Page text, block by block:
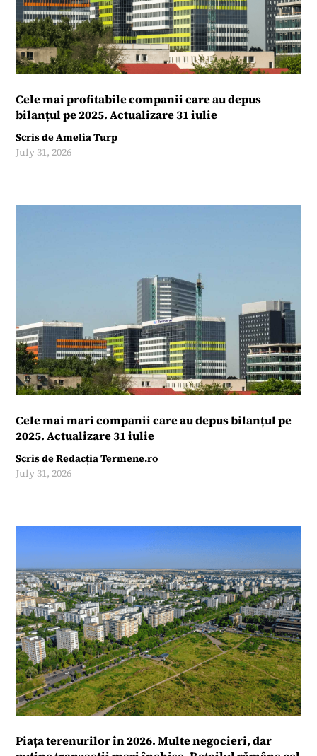
Cele mai profitabile companii care au depus
bilanțul pe 2025. Actualizare 31 iulie
Scris deAmelia Turp
July 31, 2026
Cele mai mari companii care au depus bilanțul pe
2025. Actualizare 31 iulie
Scris deRedacția Termene.ro
July 31, 2026
Piața terenurilor în 2026. Multe negocieri, dar